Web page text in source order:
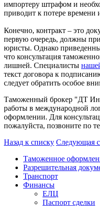
импортеру штрафом и
приводит к потере времени
Конечно, контракт – это
первую очередь, должны
юристы. Однако
что консультация
лишней. Специалисты
текст договора к
следует обратить особое
Таможенный брокер "ДТ
работы в международной
оформлении. Для
пожалуйста, позвоните по
Назад к списку Следующая
Таможенное
Разрешительная
Транспорт
Финансы
ЕЛЦ
Паспорт сделки